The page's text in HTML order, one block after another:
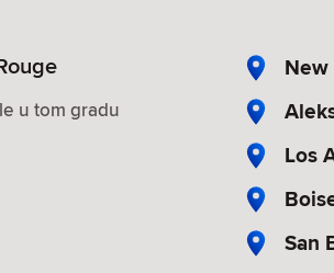
u tom gradu
New
Los
San